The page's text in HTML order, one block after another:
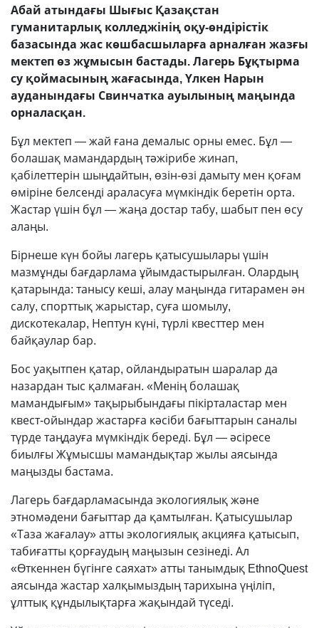
Абай атындағы Шығыс Қазақстан
гуманитарлық колледжінің оқу-өндірістік
базасында жас көшбасшыларға арналған жазғы
мектеп өз жұмысын бастады. Лагерь Бұқтырма
су қоймасының жағасында, Үлкен Нарын
ауданындағы Свинчатка ауылының маңында
орналасқан.
Бұл мектеп — жай ғана демалыс орны емес. Бұл —
болашақ мамандардың тәжірибе жинап,
қабілеттерін шыңдайтын, өзін-өзі дамыту мен қоғам
өміріне белсенді араласуға мүмкіндік беретін орта.
Жастар үшін бұл — жаңа достар табу, шабыт пен өсу
алаңы.
Бірнеше күн бойы лагерь қатысушылары үшін
мазмұнды бағдарлама ұйымдастырылған. Олардың
қатарында: танысу кеші, алау маңында гитарамен ән
салу, спорттық жарыстар, суға шомылу,
дискотекалар, Нептун күні, түрлі квесттер мен
байқаулар бар.
Бос уақытпен қатар, ойландыратын шаралар да
назардан тыс қалмаған. «Менің болашақ
мамандығым» тақырыбындағы пікірталастар мен
квест-ойындар жастарға кәсіби бағыттарын саналы
түрде таңдауға мүмкіндік береді. Бұл — әсіресе
биылғы Жұмысшы мамандықтар жылы аясында
маңызды бастама.
Лагерь бағдарламасында экологиялық және
этномәдени бағыттар да қамтылған. Қатысушылар
«Таза жағалау» атты экологиялық акцияға қатысып,
табиғатты қорғаудың маңызын сезінеді. Ал
«Өткеннен бүгінге саяхат» атты танымдық EthnoQuest
аясында жастар халқымыздың тарихына үңіліп,
ұлттық құндылықтарға жақындай түседі.